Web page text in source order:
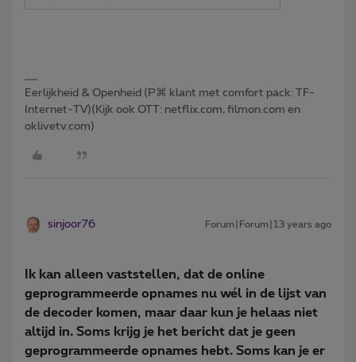
Eerlijkheid & Openheid (P⌘ klant met comfort pack: TF-
Internet-TV)(Kijk ook OTT: netflix.com, filmon.com en
oklivetv.com)
sinjoor76 Forum|Forum|13 years ago
Ik kan alleen vaststellen, dat de online
geprogrammeerde opnames nu wél in de lijst van
de decoder komen, maar daar kun je helaas niet
altijd in. Soms krijg je het bericht dat je geen
geprogrammeerde opnames hebt. Soms kan je er